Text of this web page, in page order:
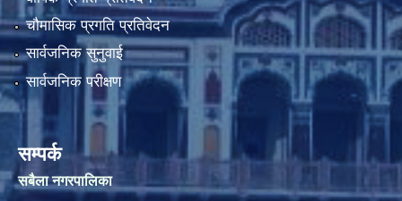
चौमासिक प्रगति प्रतिवेदन
सार्वजनिक सुनुवाई
सार्वजनिक परीक्षण
सम्पर्क
सबैला नगरपालिका